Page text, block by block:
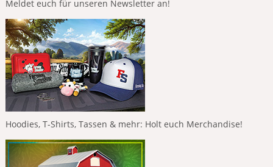
Meldet euch für unseren Newsletter an!
Hoodies, T-Shirts, Tassen & mehr: Holt euch Merchandise!